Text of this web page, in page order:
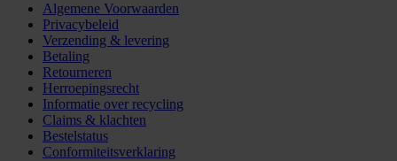
Algemene Voorwaarden
Privacybeleid
Verzending & levering
Betaling
Retourneren
Herroepingsrecht
Informatie over recycling
Claims & klachten
Bestelstatus
Conformiteitsverklaring